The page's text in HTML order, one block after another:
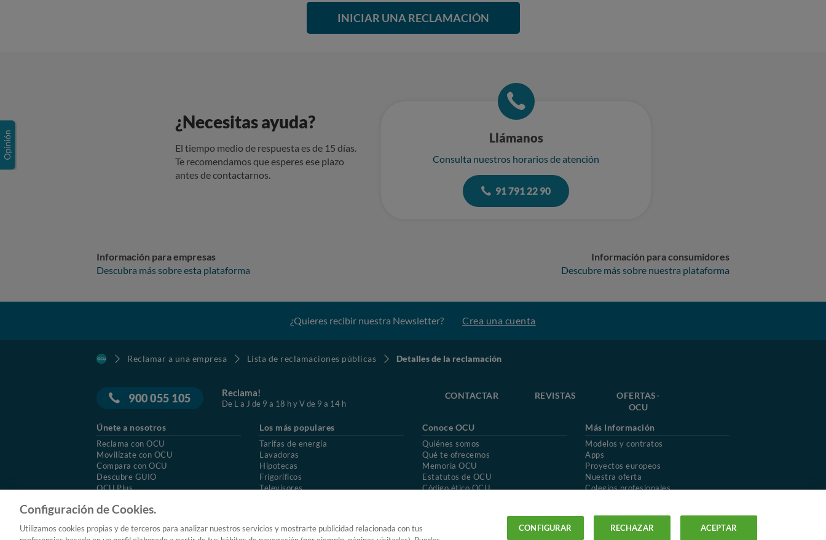
INICIAR UNA RECLAMACIÓN
¿Necesitas ayuda?
El tiempo medio de respuesta es de 15 días.
Te recomendamos que esperes ese plazo
antes de contactarnos.
Llámanos
Consulta nuestros horarios de atención
91 791 22 90
Información para empresas
Descubra más sobre esta plataforma
Información para consumidores
Descubre más sobre nuestra plataforma
¿Quieres recibir nuestra Newsletter? Crea una cuenta
Reclamar a una empresa Lista de reclamaciones públicas Detalles de la reclamación
900 055 105 Reclama!
De L a J de 9 a 18 h y V de 9 a 14 h
CONTACTAR REVISTAS
OFERTAS-
OCU
Únete a nosotros
Reclama con OCU
Movilízate con OCU
Compara con OCU
Descubre GUIO
OCU Plus
Los más populares
Tarifas de energía
Lavadoras
Hipotecas
Frigoríficos
Televisores
Conoce OCU
Quiénes somos
Qué te ofrecemos
Memoria OCU
Estatutos de OCU
Código ético OCU
Más Información
Modelos y contratos
Apps
Proyectos europeos
Nuestra oferta
Colegios profesionales
Uso del nombre y de los signos de OCU
Aviso Legal
Política de cookies
Configuración de Cookies.
Utilizamos cookies propias y de terceros para analizar nuestros servicios y mostrarte publicidad relacionada con tus
CONFIGURAR RECHAZAR ACEPTAR